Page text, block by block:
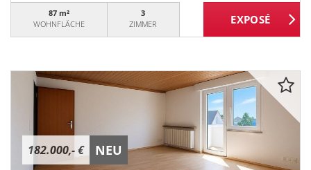
87 m²
WOHNFLÄCHE
3
ZIMMER
182.000,- € NEU